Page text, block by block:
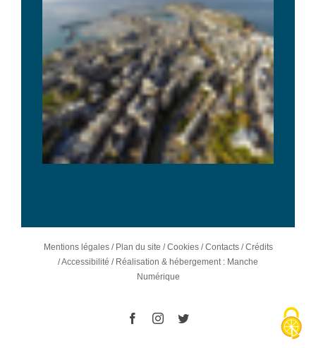
Mentions légales/ Plan du site /Cookies/Contacts/Crédits
/Accessibilité / Réalisation & hébergement : Manche
Numérique
FacebookInstagramTwitter